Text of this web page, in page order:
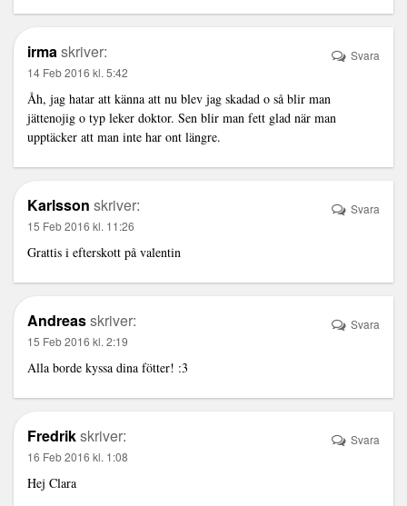
irmaskriver:
14 Feb 2016 kl. 5:42
Åh, jag hatar att känna att nu blev jag skadad o så blir man
jättenojig o typ leker doktor. Sen blir man fett glad när man
upptäcker att man inte har ont längre.
Svara
Karlsson skriver:
15 Feb 2016 kl. 11:26
Grattis i efterskott på valentin
Svara
Andreasskriver:
15 Feb 2016 kl. 2:19
Alla borde kyssa dina fötter! :3
Svara
Fredrikskriver:
16 Feb 2016 kl. 1:08
Hej Clara
Svara